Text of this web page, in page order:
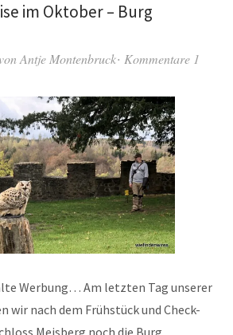
im Oktober – Burg
vonAntje Montenbruck Kommentare 1
Werbung… Am letzten Tag unserer
wir nach dem Frühstück und Check-